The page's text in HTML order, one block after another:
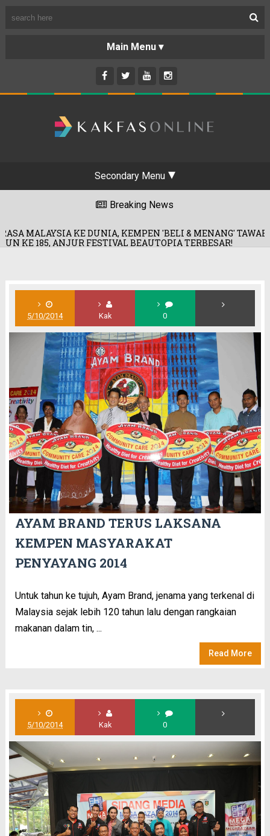
Secondary Menu
Breaking News
KE DUNIA, KEMPEN 'BELI & MENANG' TAWAR HADIAH
FESTIVAL BEAUTOPIA TERBESAR!
5/10/2014 Kak 0
AYAM BRAND TERUS LAKSANA
KEMPEN MASYARAKAT
PENYAYANG 2014
Untuk tahun ke tujuh, Ayam Brand, jenama yang terkenal di
Malaysia sejak lebih 120 tahun lalu dengan rangkaian
makanan dalam tin, ...
Read More
5/10/2014 Kak 0